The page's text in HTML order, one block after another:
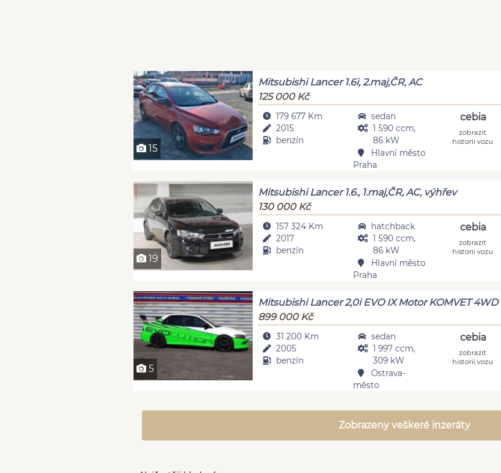
15
Mitsubishi Lancer 1.6i, 2.maj,ČR, AC
125 000 Kč
179 677 Km
2015
benzín
sedan
1 590 ccm,
86 kW
Hlavní město
Praha
cebia
zobrazit
historii vozu
19
Mitsubishi Lancer 1.6., 1.maj,ČR, AC, výhřev
130 000 Kč
157 324 Km
2017
benzín
hatchback
1 590 ccm,
86 kW
Hlavní město
Praha
cebia
zobrazit
historii vozu
5
Mitsubishi Lancer 2,0i EVO IX Motor KOMVET 4WD
899 000 Kč
31 200 Km
2005
benzín
sedan
1 997 ccm,
309 kW
Ostrava-
město
cebia
zobrazit
historii vozu
Zobrazeny veškeré inzeráty